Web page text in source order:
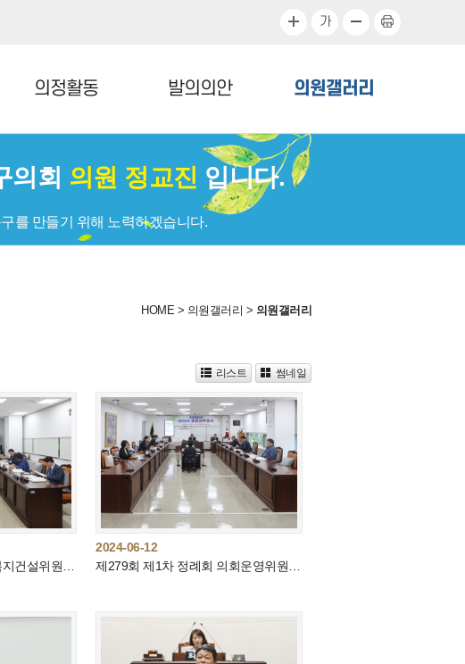
가
의정활동 발의의안 의원갤러리
의회 의원 정교진 입니다.
를 만들기 위해 노력하겠습니다.
HOME> 의원갤러리 > 의원갤러리
리스트 썸네일
2024-06-12